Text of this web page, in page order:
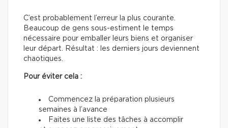
C’est probablement l’erreur la plus courante.
Beaucoup de gens sous-estiment le temps
nécessaire pour emballer leurs biens et organiser
leur départ. Résultat : les derniers jours deviennent
chaotiques.
Pour éviter cela :
Commencez la préparation plusieurs
semaines à l’avance
Faites une liste des tâches à accomplir